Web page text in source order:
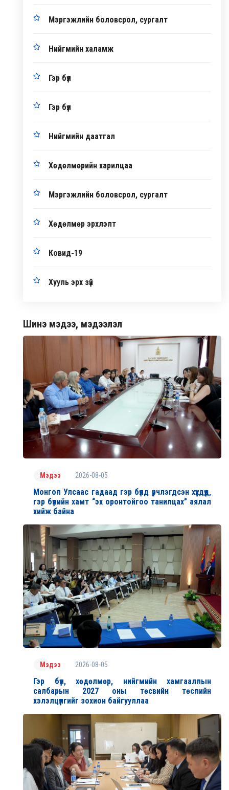
Мэргэжлийн боловсрол, сургалт
Нийгмийн халамж
Гэр бүл
Гэр бүл
Нийгмийн даатгал
Хөдөлмөрийн харилцаа
Мэргэжлийн боловсрол, сургалт
Хөдөлмөр эрхлэлт
Ковид-19
Хууль эрх зүй
Шинэ мэдээ, мэдээлэл
Мэдээ 2026-08-05
Монгол Улсаас гадаад гэр бүлд үрчлэгдсэн хүүхдүүд,
гэр бүлийн хамт “эх оронтойгоо танилцах” аялал
хийж байна
Мэдээ 2026-08-05
Гэр бүл, хөдөлмөр, нийгмийн хамгааллын
салбарын 2027 оны төсвийн төслийн
хэлэлцүүлгийг зохион байгууллаа